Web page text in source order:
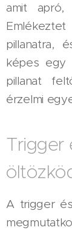
amit apró,
pillanatra,
képes egy
pillanat
érzelmi
Trigger
A trigger